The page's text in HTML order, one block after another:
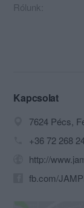
Rólunk:
Kapcsolat
7624 Pécs,
+36 72 268
http://
fb.com/